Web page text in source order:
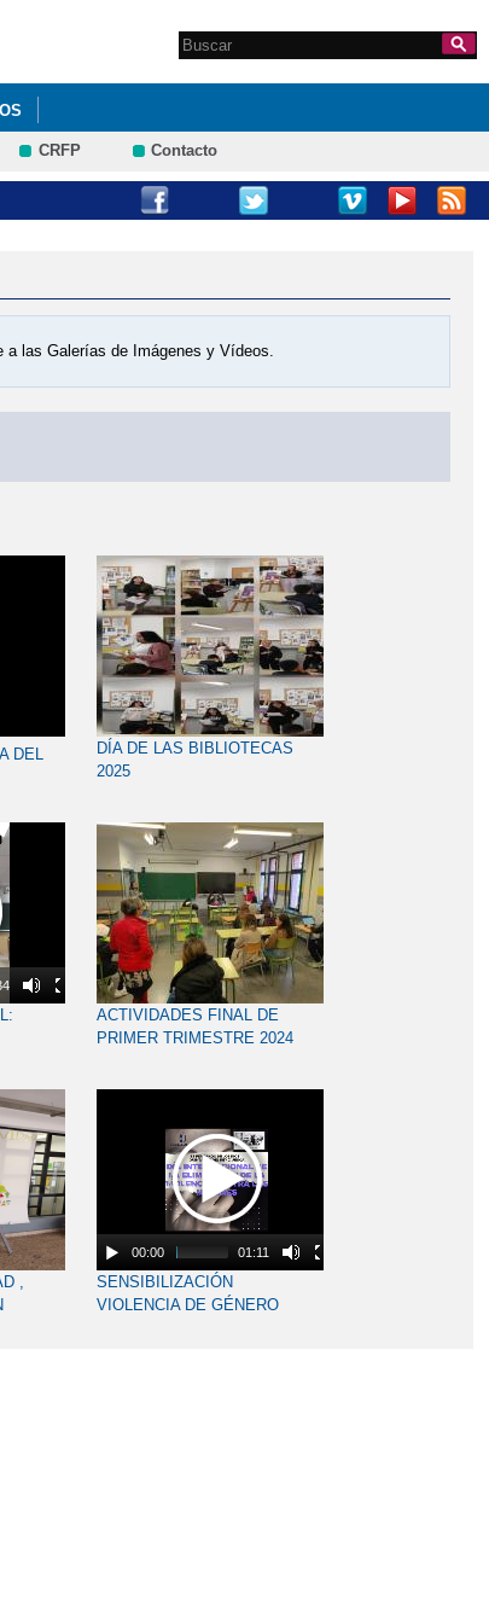
Formulario de
Search this site
CRFP Contacto
las Galerías de Imágenes y Vídeos.
DEL
DÍA DE LAS BIBLIOTECAS
2025
ACTIVIDADES FINAL DE
PRIMER TRIMESTRE 2024
,
00:00 01:11
SENSIBILIZACIÓN
VIOLENCIA DE GÉNERO